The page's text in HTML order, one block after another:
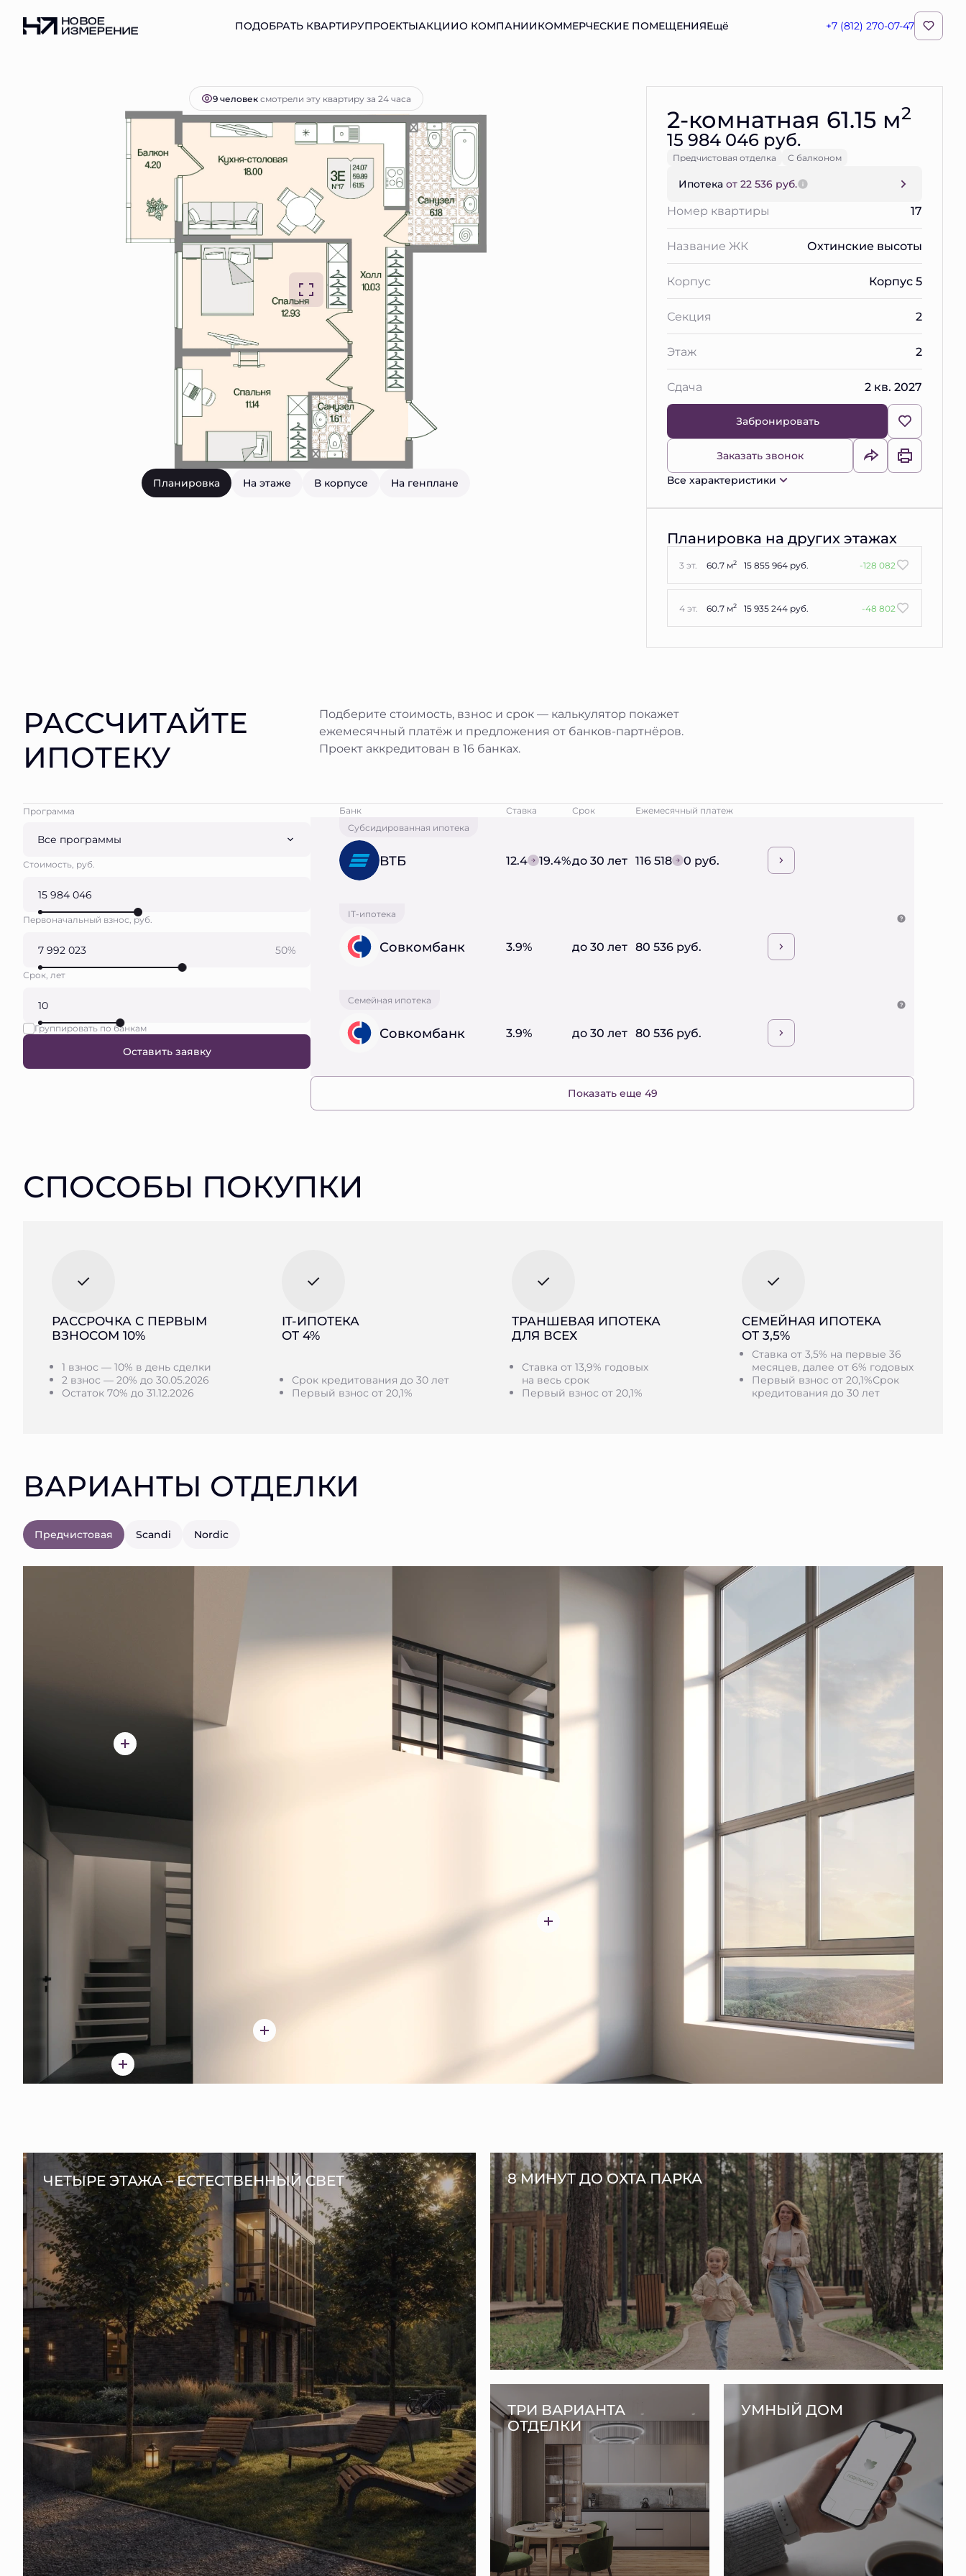
ПОДОБРАТЬ КВАРТИРУПРОЕКТЫАКЦИИО КОМПАНИИКОММЕРЧЕСКИЕ ПОМЕЩЕНИЯЕщё +7 (812) 270-07-47
2-комнатная61.15 м 15 984 046 руб.Ипотекаот 22 536 руб. Забронировать
9 человексмотрели эту квартиру за 24 часа
Планировка На этаже В корпусе На генплане
2-комнатная 61.15 м2
15 984 046 руб.
Предчистовая отделка С балконом
Ипотека от 22 536 руб.
Номер квартиры 17
Название ЖК Охтинские высоты
Корпус Корпус 5
Секция 2
Этаж 2
Сдача 2 кв. 2027
Забронировать
Заказать звонок
Все характеристики
Планировка на других этажах
3 эт. 60.7 м2 15 855 964 руб. -128 082
4 эт. 60.7 м2 15 935 244 руб. -48 802
РАССЧИТАЙТЕ
ИПОТЕКУ
Подберите стоимость, взнос и срок — калькулятор покажет
ежемесячный платёж и предложения от банков-партнёров.
Проект аккредитован в 16 банках.
Программа
Все программы
Стоимость, руб.
Первоначальный взнос, руб.
50%
Срок, лет
Группировать по банкам
Оставить заявку
Банк Ставка Срок
Ежемесячный платеж
Субсидированная ипотека
ВТБ 12.4 19.4%до 30 лет 116 518 0 руб.
IT-ипотека
Совкомбанк 3.9% до 30 лет 80 536 руб.
Семейная ипотека
Совкомбанк 3.9% до 30 лет 80 536 руб.
Показать еще 49
СПОСОБЫ ПОКУПКИ
РАССРОЧКА С ПЕРВЫМ
ВЗНОСОМ 10%
1 взнос — 10% в день сделки
2 взнос — 20% до 30.05.2026
Остаток 70% до 31.12.2026
IT-ИПОТЕКА
ОТ 4%
Срок кредитования до 30 лет
Первый взнос от 20,1%
ТРАНШЕВАЯ ИПОТЕКА
ДЛЯ ВСЕХ
Ставка от 13,9% годовых
на весь срок
Первый взнос от 20,1%
СЕМЕЙНАЯ ИПОТЕКА
ОТ 3,5%
Ставка от 3,5% на первые 36
месяцев, далее от 6% годовых
Первый взнос от 20,1%Срок
кредитования до 30 лет
ВАРИАНТЫ ОТДЕЛКИ
Предчистовая Scandi Nordic
ЧЕТЫРЕ ЭТАЖА – ЕСТЕСТВЕННЫЙ СВЕТ 8 МИНУТ ДО ОХТА ПАРКА
ТРИ ВАРИАНТА
ОТДЕЛКИ
УМНЫЙ ДОМ